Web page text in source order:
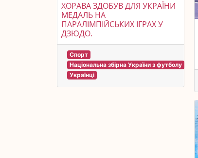
ХОРАВА ЗДОБУВ ДЛЯ УКРАЇНИ
МЕДАЛЬ НА
ПАРАЛІМПІЙСЬКИХ ІГРАХ У
ДЗЮДО.
Спорт
Національна збірна України з футболу
Українці